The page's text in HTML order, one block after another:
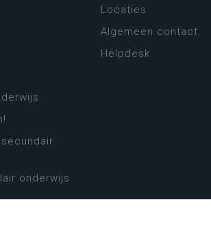
onderwijs
Locaties
Algemeen contact
Helpdesk